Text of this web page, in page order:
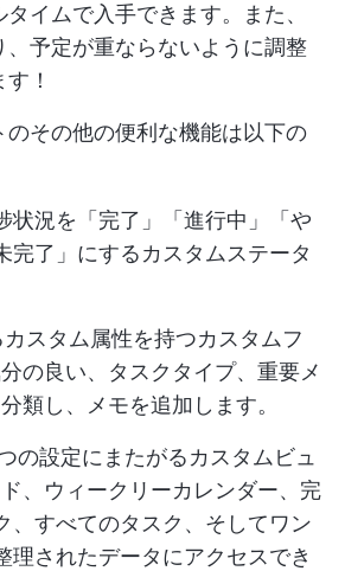
イムで入手できます。また、
、予定が重ならないように調整
！
のその他の便利な機能は以下の
状況を「完了」「進行中」「や
完了」にするカスタムステータ
スタム属性を持つカスタムフ
の良い、タスクタイプ、重要メ
類し、メモを追加します。
の設定にまたがるカスタムビュ
、ウィークリーカレンダー、完
、すべてのタスク、そしてワン
理されたデータにアクセスでき